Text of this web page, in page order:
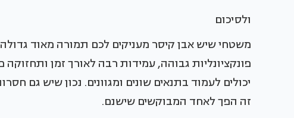
ולסיכום
משטחי שיש אבן קיסר מעניקים לכם תמורה מאוד
פונקציונליות גבוהה, עמידות רבה לאורך זמן
יכולים לעמוד בתנאים שונים ומגוונים. נכון שיש גם
זה הפך לאחד המבוקשים שישנם.